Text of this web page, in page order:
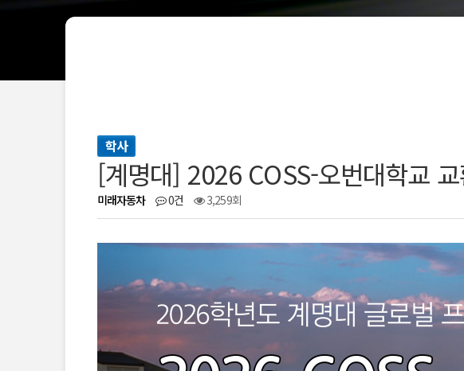
학사
[계명대] 2026 COSS-오번대학교
미래자동차 0건 3,259회